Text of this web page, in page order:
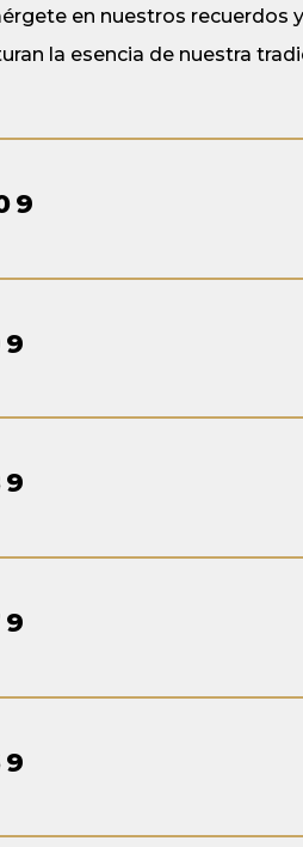
en nuestros recuerdos
la esencia de nuestra